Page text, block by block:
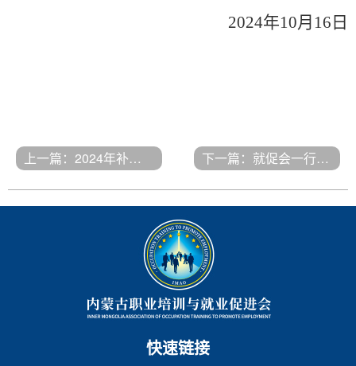
2024年10月16日
上一篇：2024年补考考前学习... 下一篇：就促会一行赴武汉厚...
快速链接